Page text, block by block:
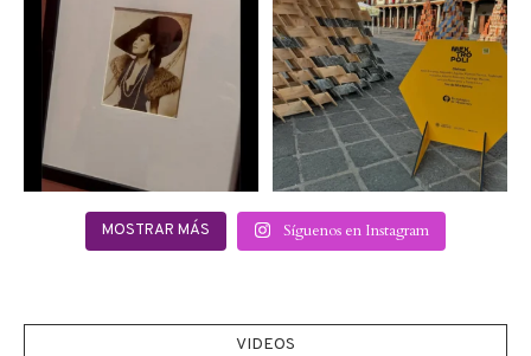
septiembre se inauguró
en...
2 0
pierdas @mextropoli, el...
2 0
MOSTRAR MÁS Síguenos en Instagram
VIDEOS